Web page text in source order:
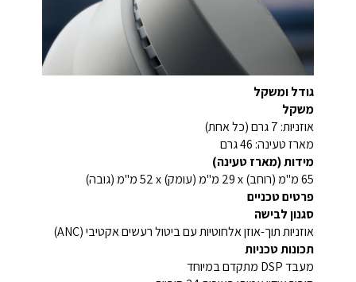
גודל ומשקל
משקל
אוזניות: 7 גרם (כל אחת)
מארז טעינה: 46 גרם
מידות (מארז טעינה)
65 מ"מ (רוחב) x‏ 29 מ"מ (עומק) x‏ 52 מ"מ (גובה)
פרטים טכניים
סגנון לבישה
אוזניות תוך-אוזן אלחוטיות עם ביטול רעשים אקטיבי (ANC)
תכונות טכניות
מעבד DSP מתקדם במיוחד